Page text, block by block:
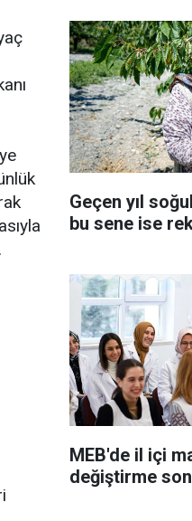
Geçen yıl
bu sene ise
MEB'de il içi
değiştirme